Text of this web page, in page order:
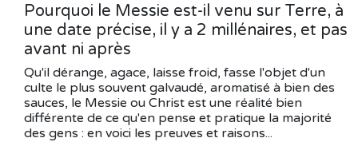
Pourquoi le Messie est-il venu sur Terre, à
une date précise, il y a 2 millénaires, et pas
avant ni après
Qu'il dérange, agace, laisse froid, fasse l'objet d'un
culte le plus souvent galvaudé, aromatisé à bien des
sauces, le Messie ou Christ est une réalité bien
différente de ce qu'en pense et pratique la majorité
des gens : en voici les preuves et raisons...